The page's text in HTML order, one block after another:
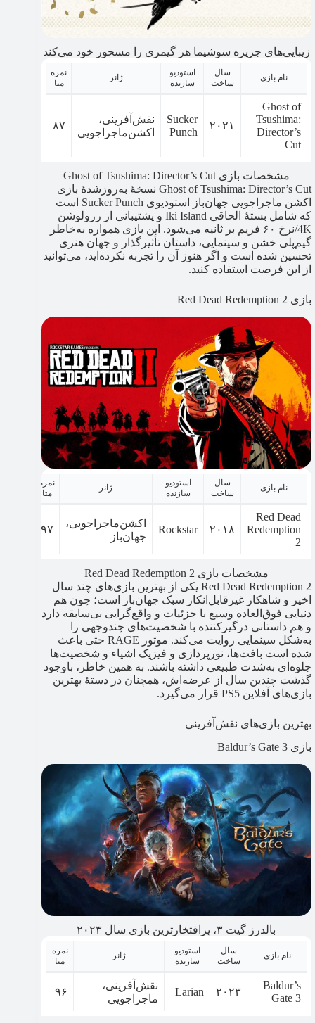
زیبایی‌های جزیره سوشیما هر گیمری را مسحور خود می‌کند
نام بازی
سال
ساخت
استودیو
سازنده
ژانر
نمره
متا
Ghost of
Tsushima:
Director’s
Cut
۲۰۲۱
Sucker
Punch
نقش‌آفرینی،
اکشن‌ماجراجویی
۸۷
مشخصات بازی Ghost of Tsushima: Director’s Cut
Ghost of Tsushima: Director’s Cut نسخۀ به‌روزشدۀ بازی
اکشن ماجراجویی جهان‌باز استودیوی Sucker Punch است
که شامل بستۀ الحاقی Iki Island و پشتیبانی از رزولوشن
4K/نرخ ۶۰ فریم بر ثانیه می‌شود. این بازی همواره به‌خاطر
گیم‌پلی خشن و سینمایی، داستان تأثیرگذار و جهان هنری
تحسین شده است و اگر هنوز آن را تجربه نکرده‌اید، می‌توانید
از این فرصت استفاده کنید.
بازی Red Dead Redemption 2
نام بازی
سال
ساخت
استودیو
سازنده
ژانر
نمره
متا
Red Dead
Redemption
2
۲۰۱۸ Rockstar
اکشن‌ماجراجویی،
جهان‌باز
۹۷
مشخصات بازی Red Dead Redemption 2
Red Dead Redemption 2 یکی از بهترین بازی‌های چند سال
اخیر و شاهکار غیرقابل‌انکار سبک جهان‌باز است؛ چون هم
دنیایی فوق‌العاده وسیع با جزئیات و واقع‌گرایی بی‌سابقه دارد
و هم داستانی درگیرکننده با شخصیت‌های چندوجهی را
به‌شکل سینمایی روایت می‌کند. موتور RAGE حتی باعث
شده است بافت‌ها، نورپردازی و فیزیک اشیاء و شخصیت‌ها
جلوه‌ای به‌شدت طبیعی داشته باشند. به همین خاطر، باوجود
گذشت چندین سال از عرضه‌اش، همچنان در دستۀ بهترین
بازی‌های آفلاین PS5 قرار می‌گیرد.
بهترین بازی‌های نقش‌آفرینی
بازی Baldur’s Gate 3
بالدرز گیت ۳، پرافتخارترین بازی سال ۲۰۲۳
نام بازی
سال
ساخت
استودیو
سازنده
ژانر
نمره
متا
Baldur’s
Gate 3
۲۰۲۳ Larian
نقش‌آفرینی،
ماجراجویی
۹۶